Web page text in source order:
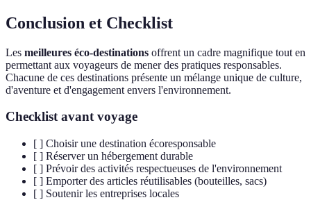
Conclusion et Checklist
Les meilleures éco-destinations offrent un cadre magnifique tout en
permettant aux voyageurs de mener des pratiques responsables.
Chacune de ces destinations présente un mélange unique de culture,
d'aventure et d'engagement envers l'environnement.
Checklist avant voyage
[ ] Choisir une destination écoresponsable
[ ] Réserver un hébergement durable
[ ] Prévoir des activités respectueuses de l'environnement
[ ] Emporter des articles réutilisables (bouteilles, sacs)
[ ] Soutenir les entreprises locales